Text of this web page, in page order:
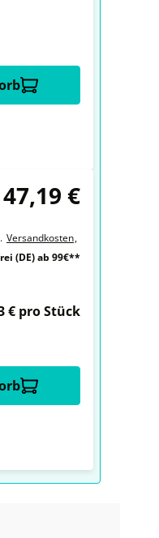
47,19 €
Versandkosten,
(DE) ab 99€**
€ pro Stück